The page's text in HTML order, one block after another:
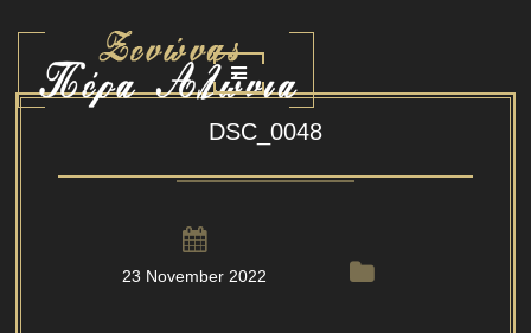
DSC_0048
23 November 2022